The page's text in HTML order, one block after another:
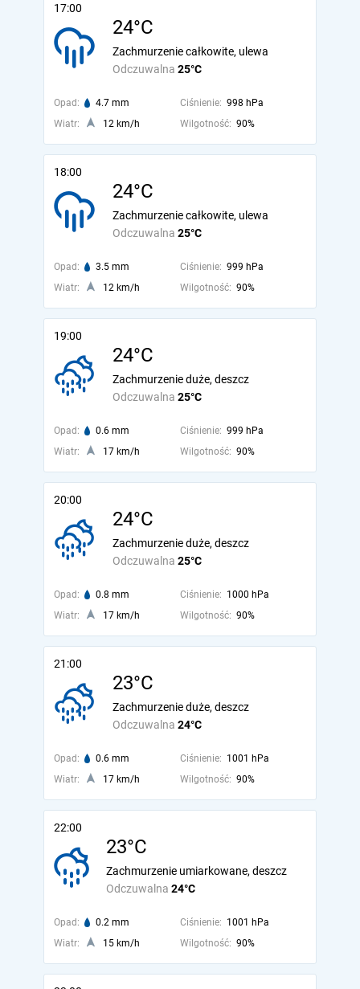
17:00
24°C
Odczuwalna 25°C
Zachmurzenie całkowite, ulewa
Opad: 4.7 mm Ciśnienie: 998 hPa
Wiatr:
12 km/h Wilgotność: 90%
18:00
24°C
Odczuwalna 25°C
Zachmurzenie całkowite, ulewa
Opad: 3.5 mm Ciśnienie: 999 hPa
Wiatr:
12 km/h Wilgotność: 90%
19:00
24°C
Odczuwalna 25°C
Zachmurzenie duże, deszcz
Opad: 0.6 mm Ciśnienie: 999 hPa
Wiatr:
17 km/h Wilgotność: 90%
20:00
24°C
Odczuwalna 25°C
Zachmurzenie duże, deszcz
Opad: 0.8 mm Ciśnienie: 1000 hPa
Wiatr:
17 km/h Wilgotność: 90%
21:00
23°C
Odczuwalna 24°C
Zachmurzenie duże, deszcz
Opad: 0.6 mm Ciśnienie: 1001 hPa
Wiatr:
17 km/h Wilgotność: 90%
22:00
23°C
Odczuwalna 24°C
Zachmurzenie umiarkowane, deszcz
Opad: 0.2 mm Ciśnienie: 1001 hPa
Wiatr:
15 km/h Wilgotność: 90%